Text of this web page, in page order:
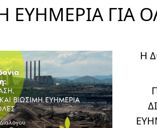
ΕΥΗΜΕΡΙΑ ΓΙΑ
Η